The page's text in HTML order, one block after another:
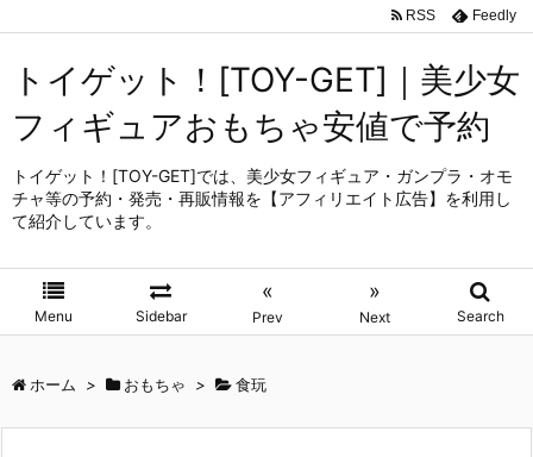
トイゲット！[TOY-GET]｜美少女
フィギュアおもちゃ安値で予約
トイゲット！[TOY-GET]では、美少女フィギュア・ガンプラ・オモ
チャ等の予約・発売・再販情報を【アフィリエイト広告】を利用し
て紹介しています。
Menu Sidebar
«
Prev
»
Next Search
RSS Feedly
ホーム > おもちゃ > 食玩